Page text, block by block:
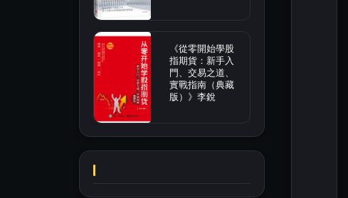
《從零開始學股
指期貨：新手入
門、交易之道、
實戰指南（典藏
版）》李銳